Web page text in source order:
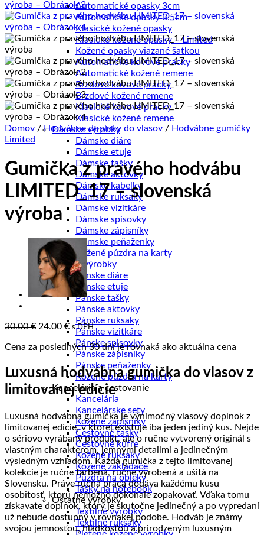
Automatické opasky 3cm
Automatické opasky 3.5cm
Klasické kožené opasky
Klasické kožené opasky – Limited
Kožené opasky viazané šatkou
Automatické kovové pracky
Automatické kožené remene
Brzdové kovové pracky
Brzdové kožené remene
Klasické kovové pracky
Klasické kožené remene
Dámske výrobky
Dámske diáre
Dámske etuje
Dámske tašky
Dámske aktovky
Dámske kabelky
Dámske ruksaky
Dámske vizitkáre
Dámske spisovky
Dámske zápisníky
Dámske peňaženky
Kožené púzdra na karty
Pánske výrobky
Pánske diáre
Pánske etuje
Pánske tašky
Pánske aktovky
Pánske ruksaky
Pánske vizitkáre
Pánske spisovky
Pánske zápisníky
Pánske peňaženky
Kožené púzdra na karty
Kancelária a cestovanie
Kancelária
Kancelárske sety
Kožené zápisníky
Cestovné tašky
Cestovné kufre
Kožené ruksaky
Kožené zakladače
Púzdra na obleky
Tašky na notebook
Ostatné výrobky
Textilné výrobky
Textilné ruksaky
Domov / Hodvábne doplnky do vlasov / Hodvábne gumičky
Limited
Gumička z pravého hodvábu
LIMITED_17 – slovenská
výroba
30.00€ Pôvodná
bola:
24.00 €Aktuálna
cena
je:
24.00 €.
s DPH
Cena za posledných 30 dní je rovnaká ako aktuálna cena
Luxusná hodvábna gumička do vlasov z
limitovanej edície
Luxusná hodvábna gumička je výnimočný vlasový doplnok z
limitovanej edície, v ktorej existuje iba jeden jediný kus. Nejde
o sériovo vyrábaný produkt, ale o ručne vytvorený originál s
vlastným charakterom, jemnými detailmi a jedinečným
výsledným vzhľadom. Každá gumička z tejto limitovanej
kolekcie je ručne farbená, ručne vyrobená a ušitá na
Slovensku. Práve ručná práca dodáva každému kusu
osobitosť, ktorú nemožno dokonale zopakovať. Vďaka tomu
získavate doplnok, ktorý je skutočne jedinečný a po vypredaní
už nebude dostupný v rovnakej podobe. Hodváb je známy
svojou jemnosťou, hladkosťou a prirodzeným luxusným